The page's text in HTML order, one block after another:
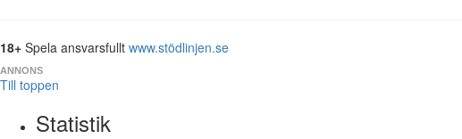
18+ Spela ansvarsfullt www.stödlinjen.se
ANNONS
Till toppen
Statistik